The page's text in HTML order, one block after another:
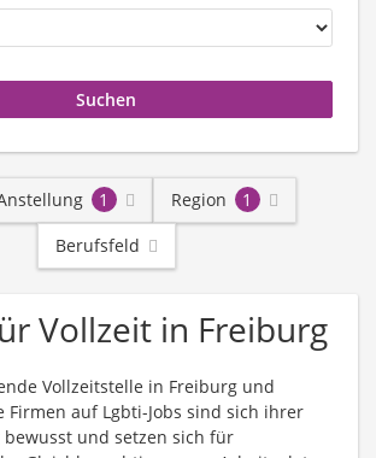
1 Region
1
Berufsfeld
Vollzeit in Freiburg
Vollzeitstelle in Freiburg und
Firmen auf Lgbti-Jobs sind sich ihrer
und setzen sich für